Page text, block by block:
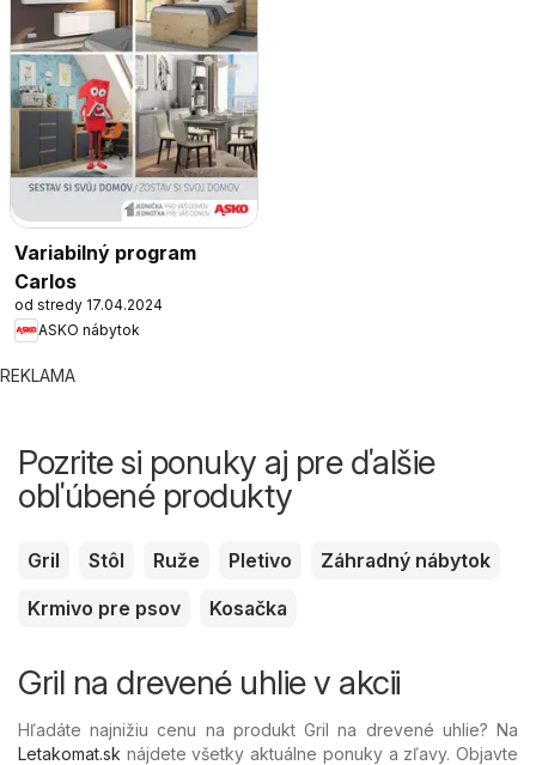
Variabilný program
Carlos
od stredy 17.04.2024
ASKO nábytok
REKLAMA
Pozrite si ponuky aj pre ďalšie
obľúbené produkty
Gril Stôl Ruže Pletivo
Záhradný nábytok
Krmivo pre psov
Kosačka
Gril na drevené uhlie v akcii
Hľadáte najnižiu cenu na produkt Gril na drevené uhlie? Na
Letakomat.sk nájdete všetky aktuálne ponuky a zľavy. Objavte